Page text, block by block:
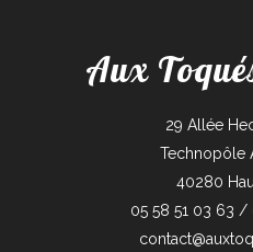
Aux
29 Allée
Technopôle
40280
05 58 51 03 63